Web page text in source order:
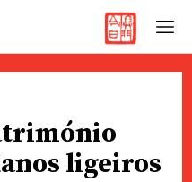
ligeiros